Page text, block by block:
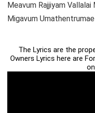
Meavum Rajjiyam Vallalai
Migavum
The Lyrics are the
Owners Lyrics here are